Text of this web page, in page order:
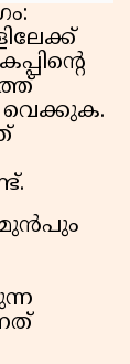
വെക്കുക.
മുൻപും